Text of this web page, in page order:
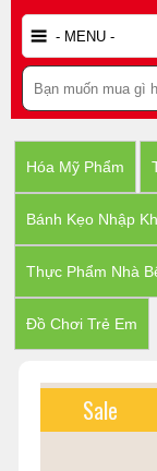
Hóa Mỹ Phẩm
Bánh Kẹo Nhập
Thực Phẩm Nhà
Đồ Chơi Trẻ Em
Sale